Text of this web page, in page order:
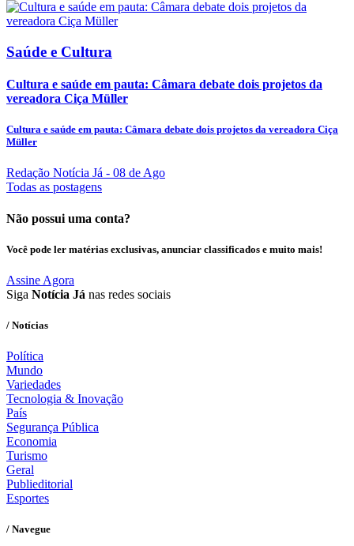
Saúde e Cultura
Cultura e saúde em pauta: Câmara debate dois projetos da
vereadora Ciça Müller
Cultura e saúde em pauta: Câmara debate dois projetos da vereadora Ciça
Müller
Redação Notícia Já - 08 de Ago
Todas as postagens
Não possui uma conta?
Você pode ler matérias exclusivas, anunciar classificados e muito mais!
Assine Agora
Siga Notícia Já nas redes sociais
/ Notícias
Política
Mundo
Variedades
Tecnologia & Inovação
País
Segurança Pública
Economia
Turismo
Geral
Publieditorial
Esportes
/ Navegue